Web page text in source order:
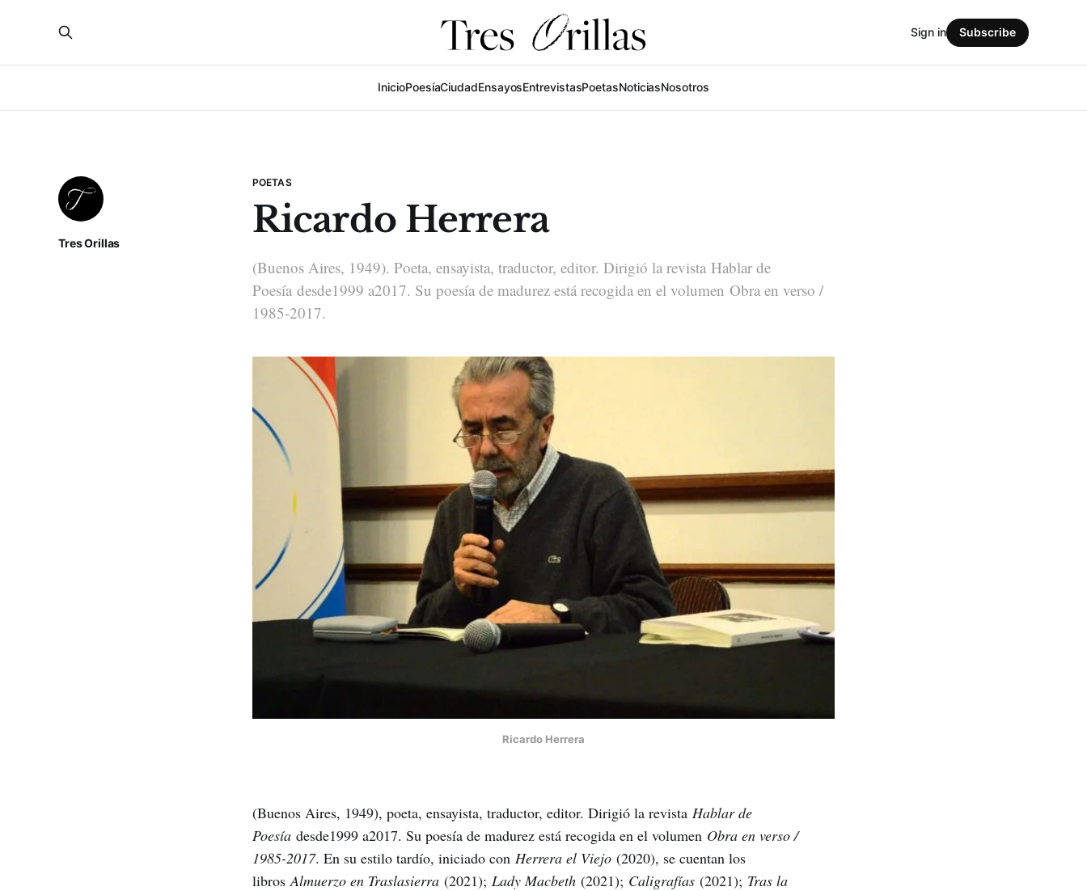
InicioPoesíaCiudadEnsayosEntrevistasPoetasNoticiasNosotros
Sign in Subscribe
POETAS
Ricardo Herrera
(Buenos Aires, 1949). Poeta, ensayista, traductor, editor. Dirigió la revista Hablar de
Poesía desde1999 a2017. Su poesía de madurez está recogida en el volumen Obra en verso /
1985-2017.
Tres Orillas
Ricardo Herrera
(Buenos Aires, 1949), poeta, ensayista, traductor, editor. Dirigió la revista Hablar de
Poesía desde1999 a2017. Su poesía de madurez está recogida en el volumen Obra en verso /
1985-2017. En su estilo tardío, iniciado con Herrera el Viejo (2020), se cuentan los
libros Almuerzo en Traslasierra (2021); Lady Macbeth (2021); Caligrafías (2021); Tras la